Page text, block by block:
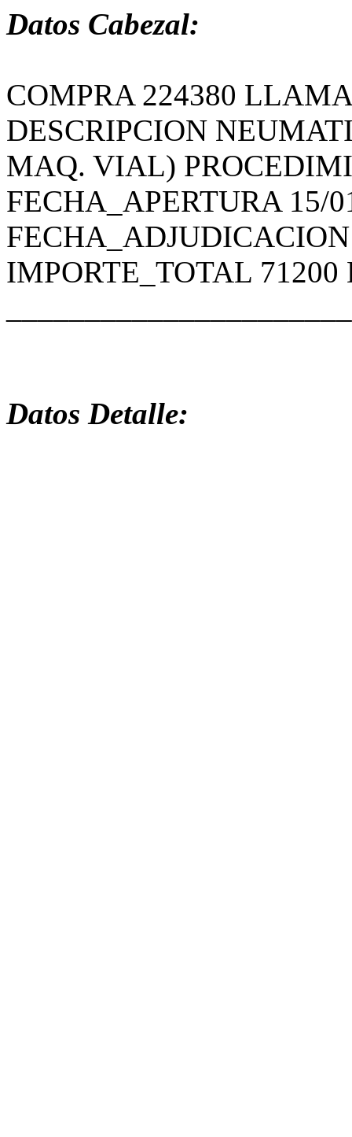
Datos Cabezal:
COMPRA 224380
DESCRIPCION
MAQ. VIAL)
FECHA_APERTURA 15/
IMPORTE_TOTAL
Datos Detalle: